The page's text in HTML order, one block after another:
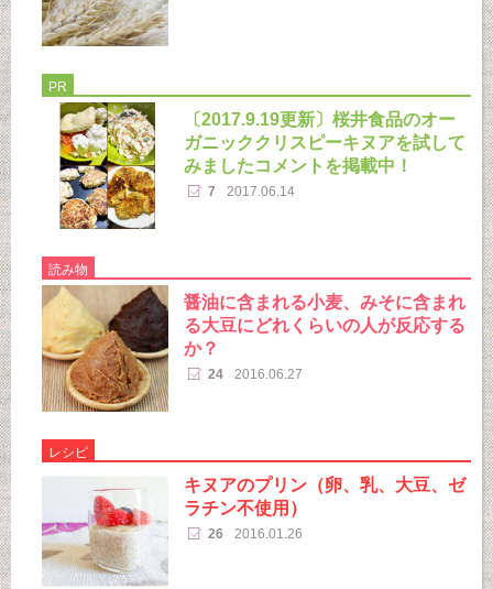
PR
〔2017.9.19更新〕桜井食品のオー
ガニッククリスピーキヌアを試して
みましたコメントを掲載中！
7 2017.06.14
読み物
醤油に含まれる小麦、みそに含まれ
る大豆にどれくらいの人が反応する
か？
24 2016.06.27
レシピ
キヌアのプリン（卵、乳、大豆、ゼ
ラチン不使用）
26 2016.01.26